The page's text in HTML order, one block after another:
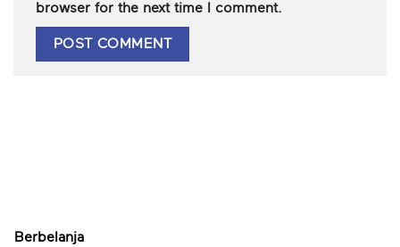
browser for the next time I comment.
Berbelanja